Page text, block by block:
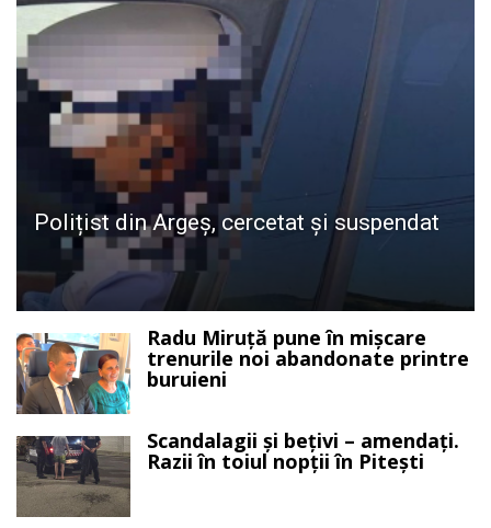
Polițist din Argeș, cercetat și suspendat
Radu Miruță pune în mișcare
trenurile noi abandonate printre
buruieni
Scandalagii și bețivi – amendați.
Razii în toiul nopții în Pitești